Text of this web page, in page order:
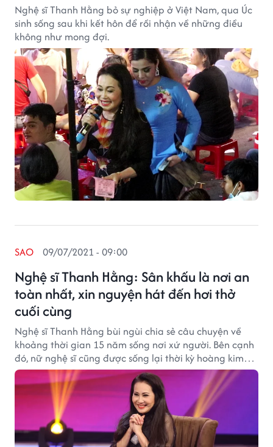
Nghệ sĩ Thanh Hằng bỏ sự nghiệp ở Việt Nam, qua Úc
sinh sống sau khi kết hôn để rồi nhận về những điều
không như mong đợi.
Nghệ sĩ Thanh Hằng: Sân khấu là nơi an
toàn nhất, xin nguyện hát đến hơi thở
cuối cùng
SAO 09/07/2021 - 09:00
Nghệ sĩ Thanh Hằng bùi ngùi chia sẻ câu chuyện về
khoảng thời gian 15 năm sống nơi xứ người. Bên cạnh
đó, nữ nghệ sĩ cũng được sống lại thời kỳ hoàng kim
của mình khi tái hiện những vở cải lương kinh điển.